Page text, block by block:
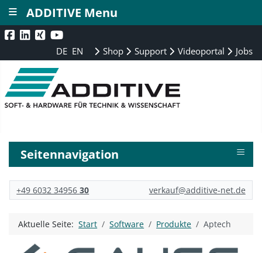
DE EN Shop Support Videoportal Jobs
Seitennavigation ≡
+49 6032 3495630 verkauf@additive-net.de
Aktuelle Seite:Start Software Produkte Aptech
ADDITIVE Menu
≡